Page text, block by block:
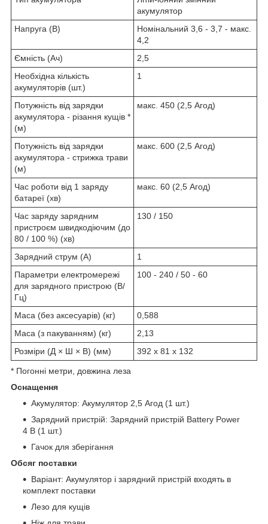
акумулятор
Напруга (В)
Номінальний 3,6 - 3,7 - макс.
4,2
Ємність (Ач)
2,5
Необхідна кількість
акумуляторів (шт.)
1
Потужність від зарядки
акумулятора - різання кущів *
(м)
макс. 450 (2,5 Aгод)
Потужність від зарядки
акумулятора - стрижка трави
(м)
макс. 600 (2,5 Aгод)
Час роботи від 1 заряду
батареї (хв)
макс. 60 (2,5 Aгод)
Час заряду зарядним
пристроєм швидкодіючим (до
80 / 100 %) (хв)
130 / 150
Зарядний струм (A)
1
Параметри електромережі
для зарядного пристрою (В/
Гц)
100 - 240 / 50 - 60
Маса (без аксесуарів) (кг)
0,588
Маса (з пакуванням) (кг)
2,13
Розміри (Д × Ш × В) (мм)
392 x 81 x 132
* Погонні метри, довжина леза
Оснащення
Акумулятор: Акумулятор 2,5 Агод (1 шт.)
Зарядний пристрій: Зарядний пристрій Battery Power
4 В (1 шт.)
Гачок для зберігання
Обсяг поставки
Варіант: Акумулятор і зарядний пристрій входять в
комплект поставки
Лезо для кущів